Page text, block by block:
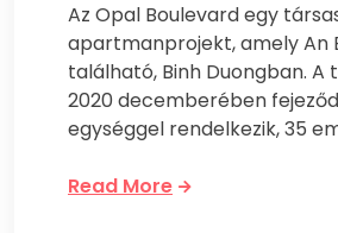
Az Opal Boulevard egy
apartmanprojekt, amely An
található, Binh Duongban. A
2020 decemberében
egységgel rendelkezik, 35
Read More